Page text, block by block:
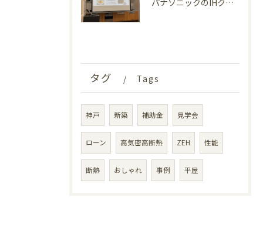
パナソニックのIHクッキングヒーターの工場見学に参加しました！【後編】
タグ Tags
神戸 新築 補助金 見学会
ローン 高気密高断熱 ZEH 性能
断熱 おしゃれ 事例 平屋